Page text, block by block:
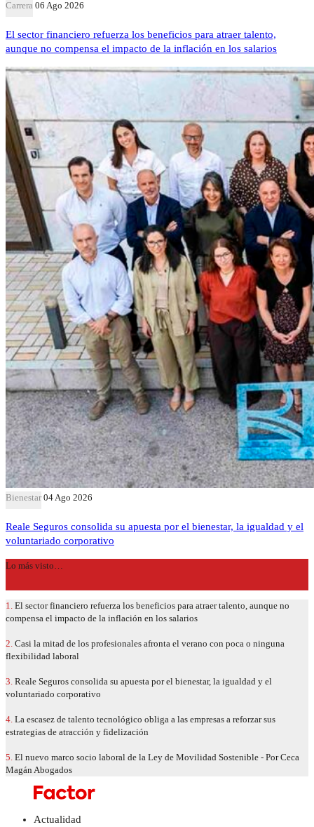
Carrera 06 Ago 2026
El sector financiero refuerza los beneficios para atraer talento,
aunque no compensa el impacto de la inflación en los salarios
Bienestar 04 Ago 2026
Reale Seguros consolida su apuesta por el bienestar, la igualdad y el
voluntariado corporativo
Lo más visto…
1. El sector financiero refuerza los beneficios para atraer talento, aunque no
compensa el impacto de la inflación en los salarios
2. Casi la mitad de los profesionales afronta el verano con poca o ninguna
flexibilidad laboral
3. Reale Seguros consolida su apuesta por el bienestar, la igualdad y el
voluntariado corporativo
4. La escasez de talento tecnológico obliga a las empresas a reforzar sus
estrategias de atracción y fidelización
5. El nuevo marco socio laboral de la Ley de Movilidad Sostenible - Por Ceca
Magán Abogados
Actualidad